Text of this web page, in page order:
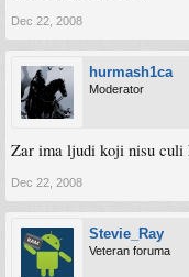
Dec 22, 2008
hurmash1ca
Moderator
Zar ima ljudi koji nisu culi
Dec 22, 2008
Stevie_Ray
Veteran foruma